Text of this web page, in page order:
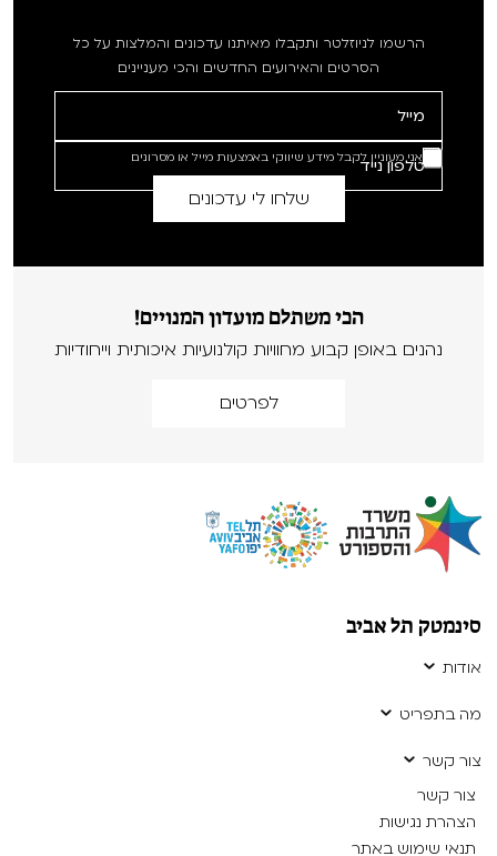
הרשמו לניוזלטר ותקבלו מאיתנו עדכונים והמלצות על כל
הסרטים והאירועים החדשים והכי מעניינים
אני מעוניין לקבל מידע שיווקי באמצעות מייל או מסרונים
הכי משתלם מועדון המנויים!
נהנים באופן קבוע מחוויות קולנועיות איכותית וייחודיות
לפרטים
סינמטק תל אביב
אודות
מה בתפריט
צור קשר
צור קשר
הצהרת נגישות
תנאי שימוש באתר